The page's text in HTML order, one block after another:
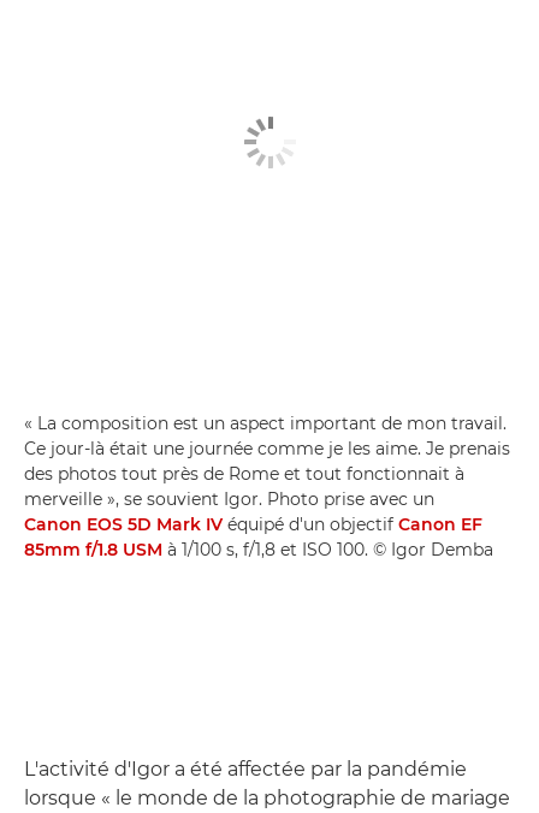
« La composition est un aspect important de mon travail.
Ce jour-là était une journée comme je les aime. Je prenais
des photos tout près de Rome et tout fonctionnait à
merveille », se souvient Igor. Photo prise avec un
Canon EOS 5D Mark IV équipé d'un objectif Canon EF
85mm f/1.8 USM à 1/100 s, f/1,8 et ISO 100. © Igor Demba
L'activité d'Igor a été affectée par la pandémie
lorsque « le monde de la photographie de mariage